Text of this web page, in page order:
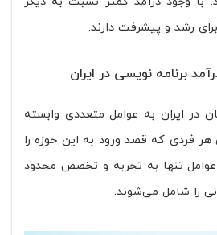
رشد و پیشرفت دارند.
برنامه ‌نویسی در ایران
در ایران به عوامل متعددی وابسته
فردی که قصد ورود به این حوزه را
تنها به تجربه و تخصص محدود
را شامل می‌شوند.